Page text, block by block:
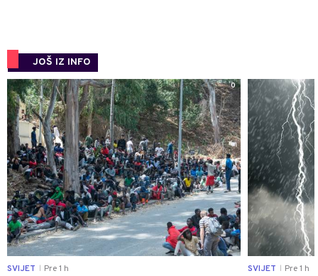
JOŠ IZ INFO
0
SVIJET Pre 1 h SVIJET Pre 1 h